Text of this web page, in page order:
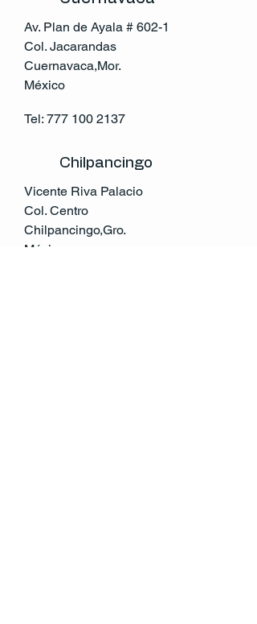
Av. Plan de Ayala # 602-1
Col. Jacarandas
Cuernavaca,Mor.
México
Tel: 777 100 2137
Chilpancingo
Vicente Riva Palacio
Col. Centro
Chilpancingo,Gro.
México